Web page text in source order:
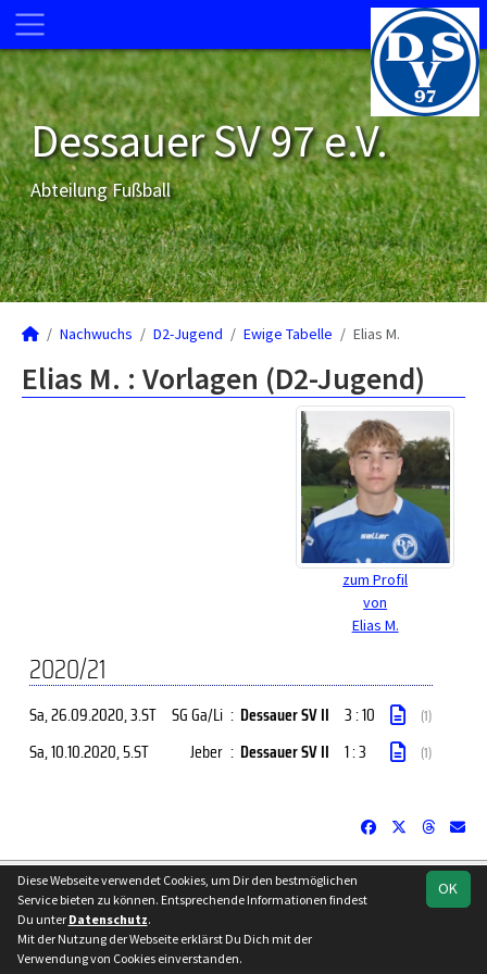
Dessauer SV 97 e.V.
Abteilung Fußball
Nachwuchs D2-Jugend Ewige Tabelle Elias M.
Elias M. : Vorlagen (D2-Jugend)
zum Profil
von
Elias M.
2020/21
Sa, 26.09.2020, 3.ST SG Ga/Li : Dessauer SV II 3 : 10 (1)
Sa, 10.10.2020, 5.ST Jeber : Dessauer SV II 1 : 3 (1)
soccero.de
© 2006 - 2026
Besucherstatistik Kontakt Impressum
OK
Diese Webseite verwendet Cookies, um Dir den bestmöglichen
Service bieten zu können. Entsprechende Informationen findest
Du unter Datenschutz.
Mit der Nutzung der Webseite erklärst Du Dich mit der
Verwendung von Cookies einverstanden.